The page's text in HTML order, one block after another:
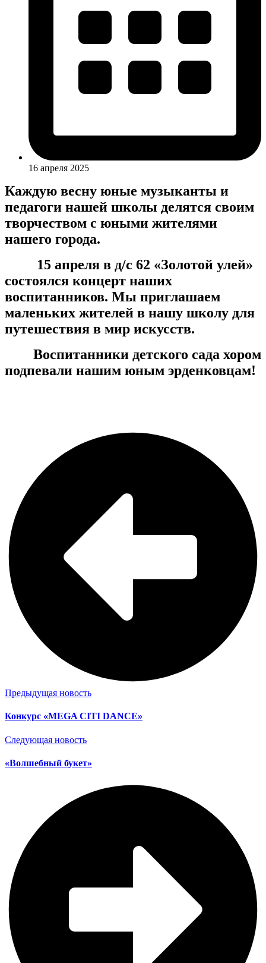
16 апреля 2025
Каждую весну юные музыканты и
педагоги нашей школы делятся своим
творчеством с юными жителями
нашего города.
15 апреля в д/с 62 «Золотой улей»
состоялся концерт наших
воспитанников. Мы приглашаем
маленьких жителей в нашу школу для
путешествия в мир искусств.
Воспитанники детского сада хором
подпевали нашим юным эрденковцам!
Предыдущая новость
Конкурс «MEGA CITI DANCE»
Следующая новость
«Волшебный букет»